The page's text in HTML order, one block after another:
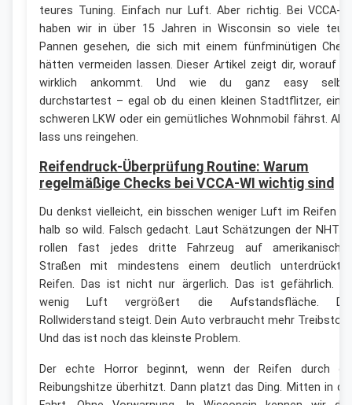
teures Tuning. Einfach nur Luft. Aber richtig. Bei VCCA-
haben wir in über 15 Jahren in Wisconsin so viele
Pannen gesehen, die sich mit einem fünfminütigen
hätten vermeiden lassen. Dieser Artikel zeigt dir, worauf
wirklich ankommt. Und wie du ganz easy
durchstartest – egal ob du einen kleinen Stadtflitzer,
schweren LKW oder ein gemütliches Wohnmobil fährst.
lass uns reingehen.
Reifendruck-Überprüfung Routine: Warum
regelmäßige Checks bei VCCA-WI wichtig sind
Du denkst vielleicht, ein bisschen weniger Luft im Reifen
halb so wild. Falsch gedacht. Laut Schätzungen der
rollen fast jedes dritte Fahrzeug auf
Straßen mit mindestens einem deutlich
Reifen. Das ist nicht nur ärgerlich. Das ist gefährlich.
wenig Luft vergrößert die Aufstandsfläche.
Rollwiderstand steigt. Dein Auto verbraucht mehr
Und das ist noch das kleinste Problem.
Der echte Horror beginnt, wenn der Reifen durch
Reibungshitze überhitzt. Dann platzt das Ding. Mitten in